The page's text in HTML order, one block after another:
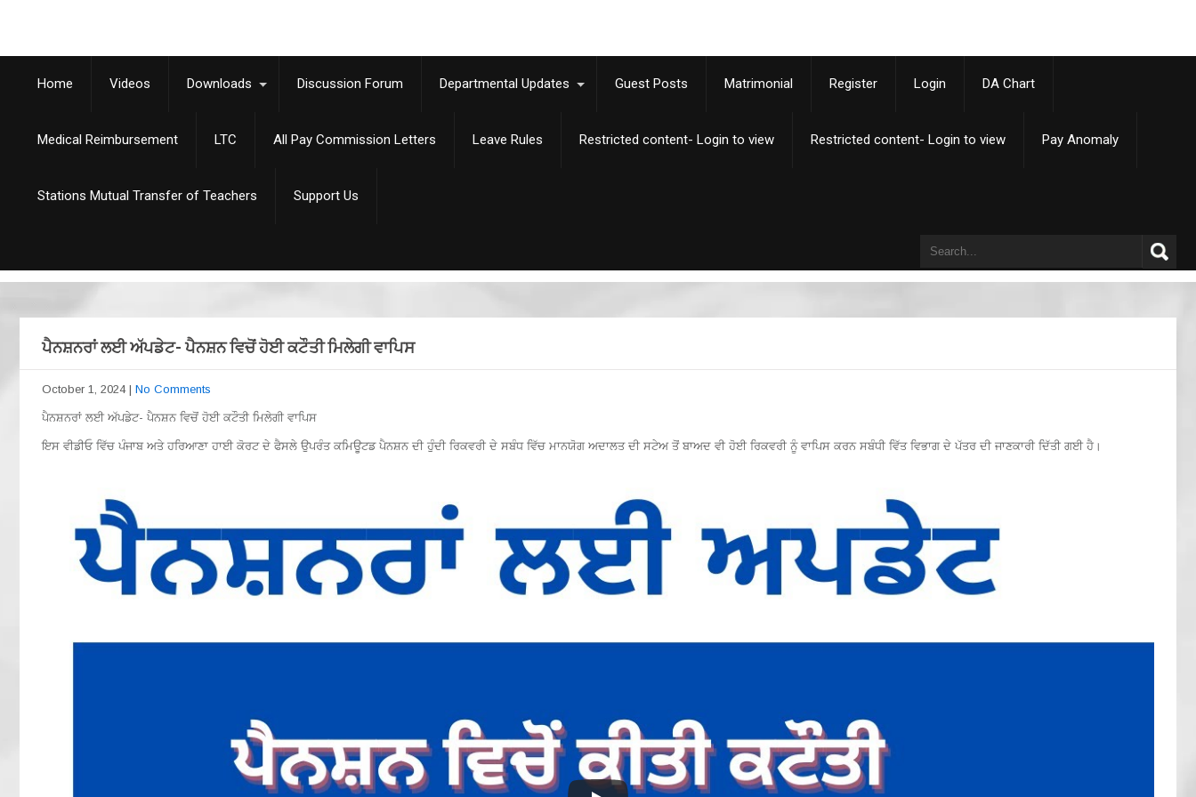
Home Videos Downloads Discussion Forum Departmental Updates Guest Posts Matrimonial Register Login DA Chart
Medical Reimbursement LTC All Pay Commission Letters Leave Rules Restricted content- Login to view Restricted content- Login to view Pay Anomaly
Stations Mutual Transfer of Teachers Support Us
ਪੈਨਸ਼ਨਰਾਂ ਲਈ ਅੱਪਡੇਟ- ਪੈਨਸ਼ਨ ਵਿਚੋਂ ਹੋਈ ਕਟੌਤੀ ਮਿਲੇਗੀ ਵਾਪਿਸ
October 1, 2024 | No Comments
ਪੈਨਸ਼ਨਰਾਂ ਲਈ ਅੱਪਡੇਟ- ਪੈਨਸ਼ਨ ਵਿਚੋਂ ਹੋਈ ਕਟੌਤੀ ਮਿਲੇਗੀ ਵਾਪਿਸ
ਇਸ ਵੀਡੀਓ ਵਿੱਚ ਪੰਜਾਬ ਅਤੇ ਹਰਿਆਣਾ ਹਾਈ ਕੋਰਟ ਦੇ ਫੈਸਲੇ ਉਪਰੰਤ ਕਮਿਊਟਡ ਪੈਨਸ਼ਨ ਦੀ ਹੁੰਦੀ ਰਿਕਵਰੀ ਦੇ ਸਬੰਧ ਵਿੱਚ ਮਾਨਯੋਗ ਅਦਾਲਤ ਦੀ ਸਟੇਅ ਤੋਂ ਬਾਅਦ ਵੀ ਹੋਈ ਰਿਕਵਰੀ ਨੂੰ ਵਾਪਿਸ ਕਰਨ ਸਬੰਧੀ ਵਿੱਤ ਵਿਭਾਗ ਦੇ ਪੱਤਰ ਦੀ ਜਾਣਕਾਰੀ ਦਿੱਤੀ ਗਈ ਹੈ।